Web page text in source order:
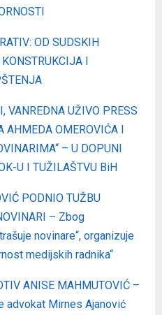
OD SUDSKIH
I
VANREDNA UŽIVO PRESS
AHMEDA OMEROVIĆA I
– U DOPUNI
U I TUŽILAŠTVU BiH
PODNIO TUŽBU
– Zbog
novinare“, organizuje
medijskih radnika“
ANISE MAHMUTOVIĆ –
advokat Mirnes Ajanović